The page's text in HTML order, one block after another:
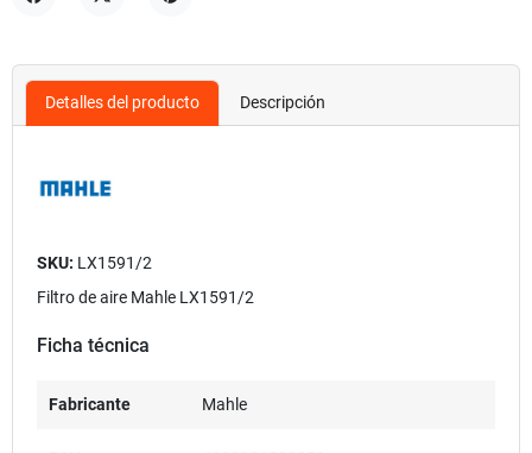
Detalles del producto Descripción
SKU: LX1591/2
Filtro de aire Mahle LX1591/2
Ficha técnica
Fabricante Mahle